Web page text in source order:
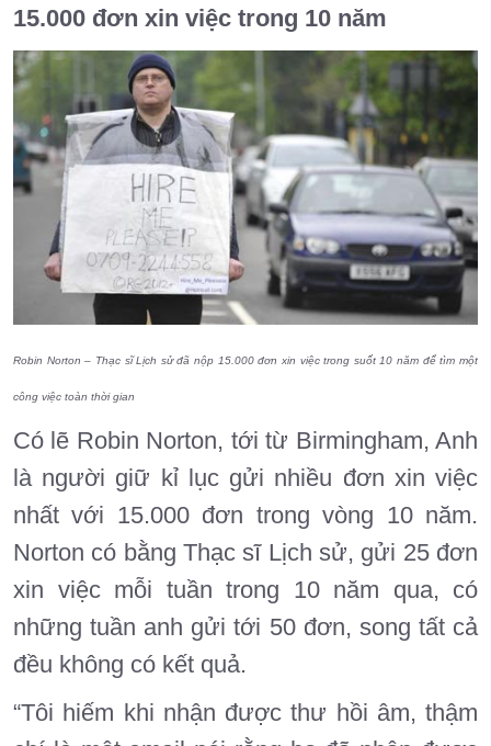
15.000 đơn xin việc trong 10 năm
Robin Norton – Thạc sĩ Lịch sử đã nộp 15.000 đơn xin việc trong suốt 10 năm để tìm một
công việc toàn thời gian
Có lẽ Robin Norton, tới từ Birmingham, Anh
là người giữ kỉ lục gửi nhiều đơn xin việc
nhất với 15.000 đơn trong vòng 10 năm.
Norton có bằng Thạc sĩ Lịch sử, gửi 25 đơn
xin việc mỗi tuần trong 10 năm qua, có
những tuần anh gửi tới 50 đơn, song tất cả
đều không có kết quả.
“Tôi hiếm khi nhận được thư hồi âm, thậm